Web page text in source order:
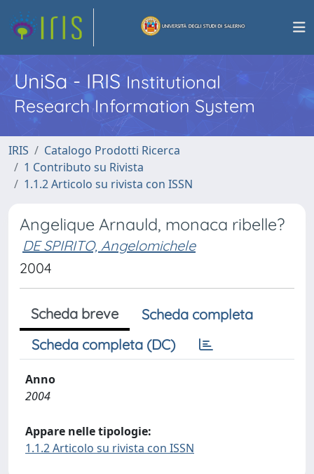
UniSa - IRISInstitutional
Research Information System
IRIS
Catalogo Prodotti Ricerca
1 Contributo su Rivista
1.1.2 Articolo su rivista con ISSN
Angelique Arnauld, monaca ribelle?
DE SPIRITO, Angelomichele
2004
Scheda breve
Scheda completa
Scheda completa (DC)
Anno
2004
Appare nelle tipologie:
1.1.2 Articolo su rivista con ISSN